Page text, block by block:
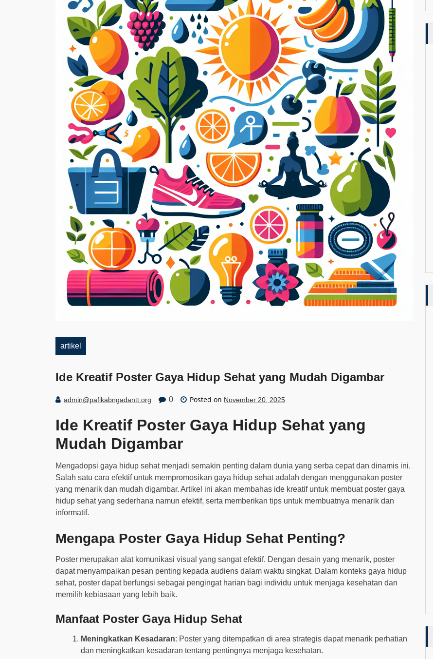
artikel
Ide Kreatif Poster Gaya Hidup Sehat yang Mudah Digambar
admin@pafikabngadantt.org 0 Posted on November 20, 2025
Ide Kreatif Poster Gaya Hidup Sehat yang
Mudah Digambar
Mengadopsi gaya hidup sehat menjadi semakin penting dalam dunia yang serba cepat dan dinamis ini.
Salah satu cara efektif untuk mempromosikan gaya hidup sehat adalah dengan menggunakan poster
yang menarik dan mudah digambar. Artikel ini akan membahas ide kreatif untuk membuat poster gaya
hidup sehat yang sederhana namun efektif, serta memberikan tips untuk membuatnya menarik dan
informatif.
Mengapa Poster Gaya Hidup Sehat Penting?
Poster merupakan alat komunikasi visual yang sangat efektif. Dengan desain yang menarik, poster
dapat menyampaikan pesan penting kepada audiens dalam waktu singkat. Dalam konteks gaya hidup
sehat, poster dapat berfungsi sebagai pengingat harian bagi individu untuk menjaga kesehatan dan
memilih kebiasaan yang lebih baik.
Manfaat Poster Gaya Hidup Sehat
Meningkatkan Kesadaran: Poster yang ditempatkan di area strategis dapat menarik perhatian
dan meningkatkan kesadaran tentang pentingnya menjaga kesehatan.